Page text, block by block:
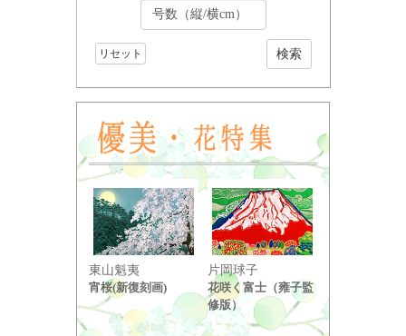
リセット
東山魁夷
宵桜(新復刻画)
片岡球子
花咲く富士（雍子監
修版）